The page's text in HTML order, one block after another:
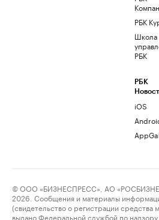
РБК
Школа
РБК
РБК
iOS
© ООО «БИЗНЕСПРЕСС», АО
2026. Сообщения и материалы
(свидетельство о регистрации
выдано Федеральной службой по надзору